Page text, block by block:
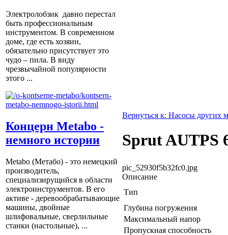
Электролобзик давно перестал
быть профессиональным
инструментом. В современном
доме, где есть хозяин,
обязательно присутствует это
чудо – пила. В виду
чрезвычайной популярности
этого ...
Концерн Metabo -
немного истории
Metabo (Метабо) - это немецкий
производитель,
специализирущийся в области
электроинструментов. В его
активе - деревообрабатывающие
машины, двойные
шлифовальные, сверлильные
станки (настольные), ...
Вернуться к: Насосы других
Sprut AUTPS
pic_52930f5b32fc0.jpg
Описание
Тип
Глубина погружения
Максимальный напор
Пропускная способность